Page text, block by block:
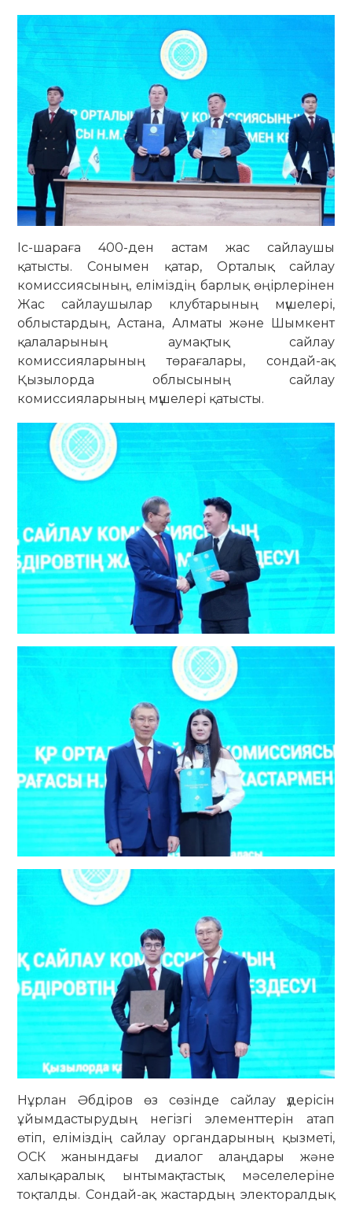
Іс-шараға 400-ден астам жас сайлаушы
қатысты. Сонымен қатар, Орталық сайлау
комиссиясының, еліміздің барлық өңірлерінен
Жас сайлаушылар клубтарының мүшелері,
облыстардың, Астана, Алматы және Шымкент
қалаларының аумақтық сайлау
комиссияларының төрағалары, сондай-ақ
Қызылорда облысының сайлау
комиссияларының мүшелері қатысты.
Нұрлан Әбдіров өз сөзінде сайлау үдерісін
ұйымдастырудың негізгі элементтерін атап
өтіп, еліміздің сайлау органдарының қызметі,
ОСК жанындағы диалог алаңдары және
халықаралық ынтымақтастық мәселелеріне
тоқталды. Сондай-ақ жастардың электоралдық